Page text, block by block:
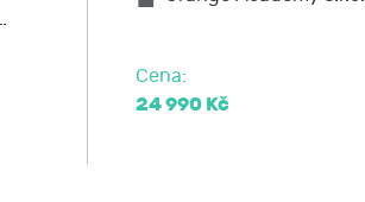
Kč bez DPH
údajů,
Cena:
24 990 Kč